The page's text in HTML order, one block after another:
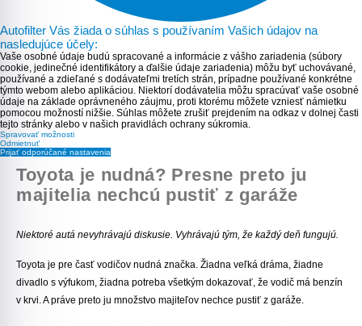
Autofilter Vás žiada o súhlas s používaním Vašich údajov na
nasledujúce účely:
Vaše osobné údaje budú spracované a informácie z vášho zariadenia (súbory
cookie, jedinečné identifikátory a ďalšie údaje zariadenia) môžu byť uchovávané,
používané a zdieľané s dodávateľmi tretích strán, prípadne používané konkrétne
týmto webom alebo aplikáciou. Niektorí dodávatelia môžu spracúvať vaše osobné
údaje na základe oprávneného záujmu, proti ktorému môžete vzniesť námietku
pomocou možností nižšie. Súhlas môžete zrušiť prejdením na odkaz v dolnej časti
tejto stránky alebo v našich pravidlách ochrany súkromia.
Spravovať možnosti
Odmietnuť
Prijať odporúčané nastavenia
Toyota je nudná? Presne preto ju
majitelia nechcú pustiť z garáže
Niektoré autá nevyhrávajú diskusie. Vyhrávajú tým, že každý deň fungujú.
Toyota je pre časť vodičov nudná značka. Žiadna veľká dráma, žiadne
divadlo s výfukom, žiadna potreba všetkým dokazovať, že vodič má benzín
v krvi. A práve preto ju množstvo majiteľov nechce pustiť z garáže.